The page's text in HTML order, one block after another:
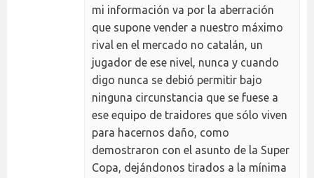
mi información va por la aberración
que supone vender a nuestro máximo
rival en el mercado no catalán, un
jugador de ese nivel, nunca y cuando
digo nunca se debió permitir bajo
ninguna circunstancia que se fuese a
ese equipo de traidores que sólo viven
para hacernos daño, como
demostraron con el asunto de la Super
Copa, dejándonos tirados a la mínima